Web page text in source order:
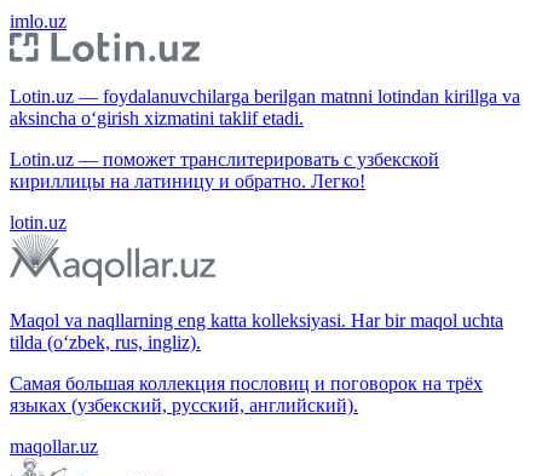
imlo.uz
Lotin.uz — foydalanuvchilarga berilgan matnni lotindan kirillga va
aksincha o‘girish xizmatini taklif etadi.
Lotin.uz — поможет транслитерировать с узбекской
кириллицы на латиницу и обратно. Легко!
lotin.uz
Maqol va naqllarning eng katta kolleksiyasi. Har bir maqol uchta
tilda (o‘zbek, rus, ingliz).
Самая большая коллекция пословиц и поговорок на трёх
языках (узбекский, русский, английский).
maqollar.uz